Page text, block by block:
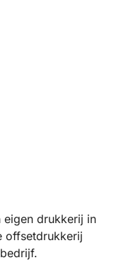
eigen drukkerij in
offsetdrukkerij